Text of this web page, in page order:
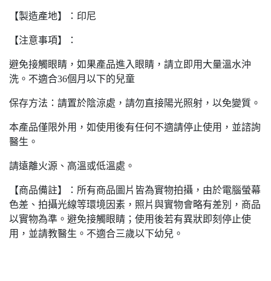
【製造產地】：印尼
【注意事項】：
避免接觸眼睛，如果產品進入眼睛，請立即用大量溫水沖
洗。不適合36個月以下的兒童
保存方法：請置於陰涼處，請勿直接陽光照射，以免變質。
本產品僅限外用，如使用後有任何不適請停止使用，並諮詢
醫生。
請遠離火源、高溫或低溫處。
【商品備註】：所有商品圖片皆為實物拍攝，由於電腦螢幕
色差、拍攝光線等環境因素，照片與實物會略有差別，商品
以實物為準。避免接觸眼睛；使用後若有異狀即刻停止使
用，並請教醫生。不適合三歲以下幼兒。